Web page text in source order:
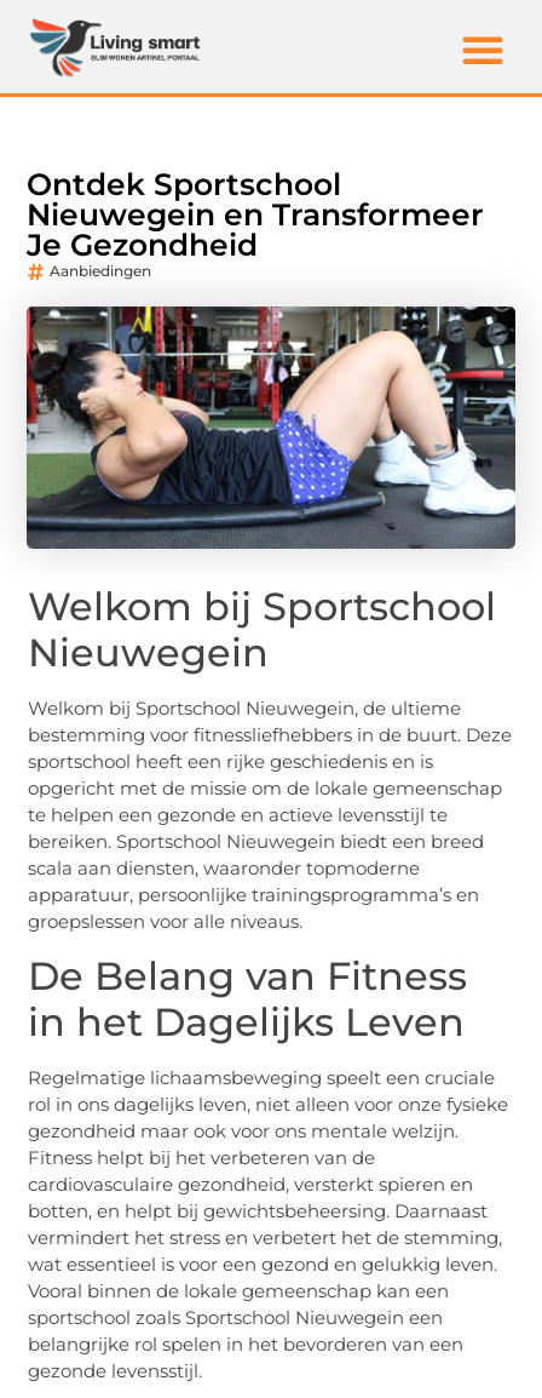
Ontdek Sportschool
Nieuwegein en Transformeer
Je Gezondheid
Aanbiedingen
Welkom bij Sportschool
Nieuwegein
Welkom bij Sportschool Nieuwegein, de ultieme
bestemming voor fitnessliefhebbers in de buurt. Deze
sportschool heeft een rijke geschiedenis en is
opgericht met de missie om de lokale gemeenschap
te helpen een gezonde en actieve levensstijl te
bereiken. Sportschool Nieuwegein biedt een breed
scala aan diensten, waaronder topmoderne
apparatuur, persoonlijke trainingsprogramma’s en
groepslessen voor alle niveaus.
De Belang van Fitness
in het Dagelijks Leven
Regelmatige lichaamsbeweging speelt een cruciale
rol in ons dagelijks leven, niet alleen voor onze fysieke
gezondheid maar ook voor ons mentale welzijn.
Fitness helpt bij het verbeteren van de
cardiovasculaire gezondheid, versterkt spieren en
botten, en helpt bij gewichtsbeheersing. Daarnaast
vermindert het stress en verbetert het de stemming,
wat essentieel is voor een gezond en gelukkig leven.
Vooral binnen de lokale gemeenschap kan een
sportschool zoals Sportschool Nieuwegein een
belangrijke rol spelen in het bevorderen van een
gezonde levensstijl.